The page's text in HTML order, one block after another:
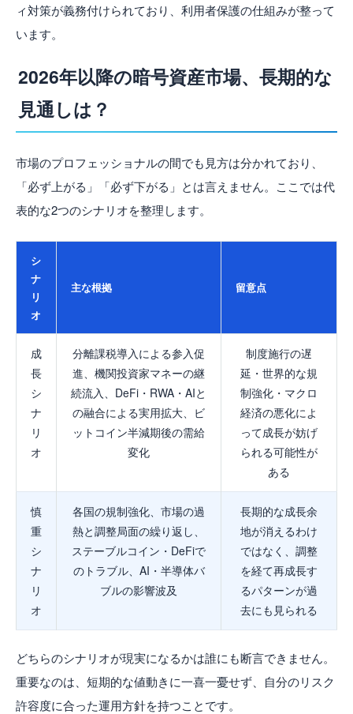
ィ対策が義務付けられており、利用者保護の仕組みが整って
います。
2026年以降の暗号資産市場、長期的な
見通しは？
市場のプロフェッショナルの間でも見方は分かれており、
「必ず上がる」「必ず下がる」とは言えません。ここでは代
表的な2つのシナリオを整理します。
シ
ナ
リ
オ
主な根拠 留意点
成
長
シ
ナ
リ
オ
分離課税導入による参入促
進、機関投資家マネーの継
続流入、DeFi・RWA・AIと
の融合による実用拡大、ビ
ットコイン半減期後の需給
変化
制度施行の遅
延・世界的な規
制強化・マクロ
経済の悪化によ
って成長が妨げ
られる可能性が
ある
慎
重
シ
ナ
リ
オ
各国の規制強化、市場の過
熱と調整局面の繰り返し、
ステーブルコイン・DeFiで
のトラブル、AI・半導体バ
ブルの影響波及
長期的な成長余
地が消えるわけ
ではなく、調整
を経て再成長す
るパターンが過
去にも見られる
どちらのシナリオが現実になるかは誰にも断言できません。
重要なのは、短期的な値動きに一喜一憂せず、自分のリスク
許容度に合った運用方針を持つことです。